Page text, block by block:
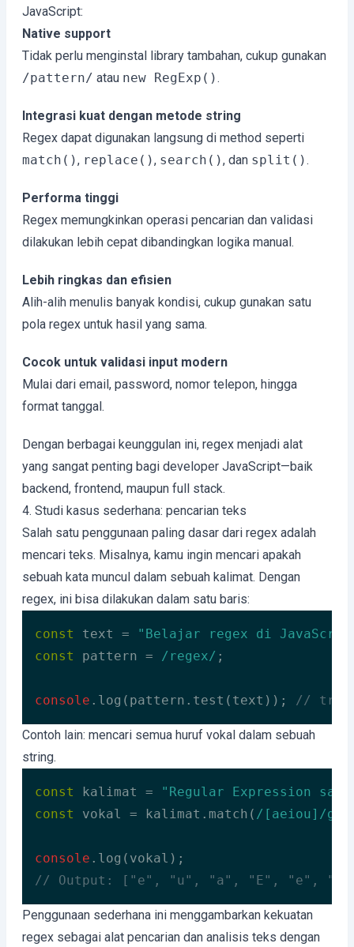
JavaScript:
Native support
Tidak perlu menginstal library tambahan, cukup gunakan
/pattern/ atau new RegExp().
Integrasi kuat dengan metode string
Regex dapat digunakan langsung di method seperti
match(), replace(), search(), dan split().
Performa tinggi
Regex memungkinkan operasi pencarian dan validasi
dilakukan lebih cepat dibandingkan logika manual.
Lebih ringkas dan efisien
Alih-alih menulis banyak kondisi, cukup gunakan satu
pola regex untuk hasil yang sama.
Cocok untuk validasi input modern
Mulai dari email, password, nomor telepon, hingga
format tanggal.
Dengan berbagai keunggulan ini, regex menjadi alat
yang sangat penting bagi developer JavaScript—baik
backend, frontend, maupun full stack.
4. Studi kasus sederhana: pencarian teks
Salah satu penggunaan paling dasar dari regex adalah
mencari teks. Misalnya, kamu ingin mencari apakah
sebuah kata muncul dalam sebuah kalimat. Dengan
regex, ini bisa dilakukan dalam satu baris:
const text =
"Belajar regex di JavaScript
const
pattern = /regex/ ;
console .log(pattern.test(text)); // true
Code language: JavaScript (javascript)
Contoh lain: mencari semua huruf vokal dalam sebuah
string.
const kalimat =
"Regular Expression
const
vokal = kalimat.match( /[aeiou]/gi
console
// Output: ["e", "u", "a", "E", "e",
Code language: JavaScript (javascript)
Penggunaan sederhana ini menggambarkan kekuatan
regex sebagai alat pencarian dan analisis teks dengan